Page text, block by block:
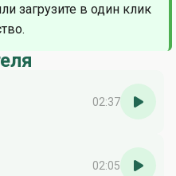
загрузите в один клик
02:37
02:05